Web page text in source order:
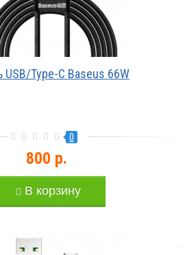
USB/Type-C Baseus 66W
0
800 р.
В корзину